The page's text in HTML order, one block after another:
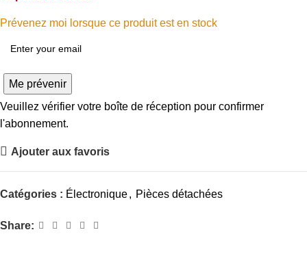
Prévenez moi lorsque ce produit est en stock
Me prévenir
Veuillez vérifier votre boîte de réception pour confirmer
l'abonnement.
Ajouter aux favoris
Catégories : Électronique, Pièces détachées
Share: